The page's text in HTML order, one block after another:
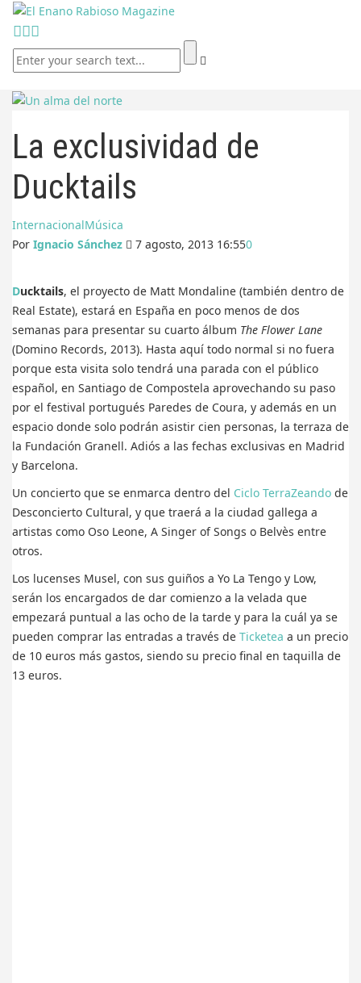
La exclusividad de
Ducktails
InternacionalMúsica
Por Ignacio Sánchez 7 agosto, 2013 16:550
Ducktails, el proyecto de Matt Mondaline (también dentro de
Real Estate), estará en España en poco menos de dos
semanas para presentar su cuarto álbum The Flower Lane
(Domino Records, 2013). Hasta aquí todo normal si no fuera
porque esta visita solo tendrá una parada con el público
español, en Santiago de Compostela aprovechando su paso
por el festival portugués Paredes de Coura, y además en un
espacio donde solo podrán asistir cien personas, la terraza de
la Fundación Granell. Adiós a las fechas exclusivas en Madrid
y Barcelona.
Un concierto que se enmarca dentro del Ciclo TerraZeando de
Desconcierto Cultural, y que traerá a la ciudad gallega a
artistas como Oso Leone, A Singer of Songs o Belvès entre
otros.
Los lucenses Musel, con sus guiños a Yo La Tengo y Low,
serán los encargados de dar comienzo a la velada que
empezará puntual a las ocho de la tarde y para la cuál ya se
pueden comprar las entradas a través de Ticketea a un precio
de 10 euros más gastos, siendo su precio final en taquilla de
13 euros.